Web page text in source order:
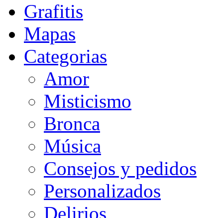
Grafitis
Mapas
Categorias
Amor
Misticismo
Bronca
Música
Consejos y pedidos
Personalizados
Delirios